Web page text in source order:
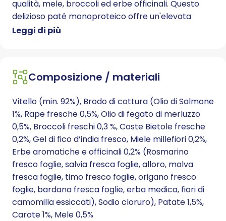
qualità, mele, broccoli ed erbe officinali. Questo
delizioso paté monoproteico offre un'elevata
digeribilità. Poiché grain free, è adatto anche a
Leggi di più
Composizione / materiali
Vitello (min. 92%), Brodo di cottura (Olio di Salmone
1%, Rape fresche 0,5%, Olio di fegato di merluzzo
0,5%, Broccoli freschi 0,3 %, Coste Bietole fresche
0,2%, Gel di fico d’india fresco, Miele millefiori 0,2%,
Erbe aromatiche e officinali 0,2% (Rosmarino
fresco foglie, salvia fresca foglie, alloro, malva
fresca foglie, timo fresco foglie, origano fresco
foglie, bardana fresca foglie, erba medica, fiori di
camomilla essiccati), Sodio cloruro), Patate 1,5%,
Carote 1%, Mele 0,5%